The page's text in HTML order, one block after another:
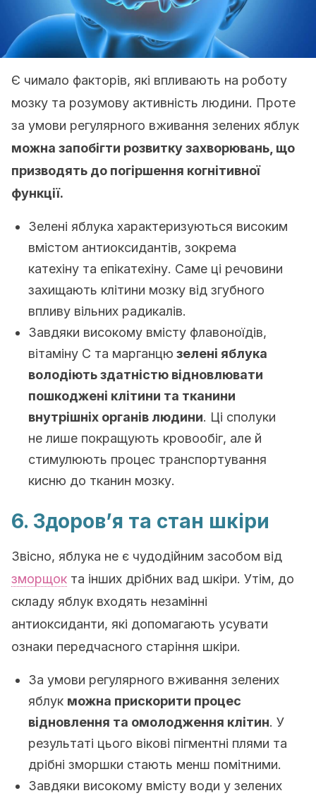
Є чимало факторів, які впливають на роботу
мозку та розумову активність людини. Проте
за умови регулярного вживання зелених яблук
можна запобігти розвитку захворювань, що
призводять до погіршення когнітивної
функції.
Зелені яблука характеризуються високим
вмістом антиоксидантів, зокрема
катехіну та епікатехіну. Саме ці речовини
захищають клітини мозку від згубного
впливу вільних радикалів.
Завдяки високому вмісту флавоноїдів,
вітаміну С та марганцю зелені яблука
володіють здатністю відновлювати
пошкоджені клітини та тканини
внутрішніх органів людини. Ці сполуки
не лише покращують кровообіг, але й
стимулюють процес транспортування
кисню до тканин мозку.
6. Здоров’я та стан шкіри
Звісно, яблука не є чудодійним засобом від
зморщок та інших дрібних вад шкіри. Утім, до
складу яблук входять незамінні
антиоксиданти, які допомагають усувати
ознаки передчасного старіння шкіри.
За умови регулярного вживання зелених
яблук можна прискорити процес
відновлення та омолодження клітин. У
результаті цього вікові пігментні плями та
дрібні зморшки стають менш помітними.
Завдяки високому вмісту води у зелених